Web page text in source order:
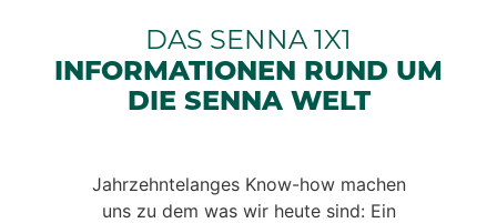
DAS SENNA 1X1
INFORMATIONEN RUND UM
DIE SENNA WELT
Jahrzehntelanges Know-how machen
uns zu dem was wir heute sind: Ein